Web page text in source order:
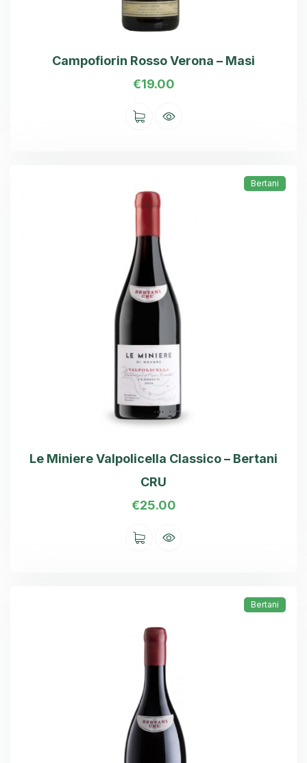
Campofiorin Rosso Verona – Masi
€19.00
Bertani
Le Miniere Valpolicella Classico – Bertani
CRU
€25.00
Bertani